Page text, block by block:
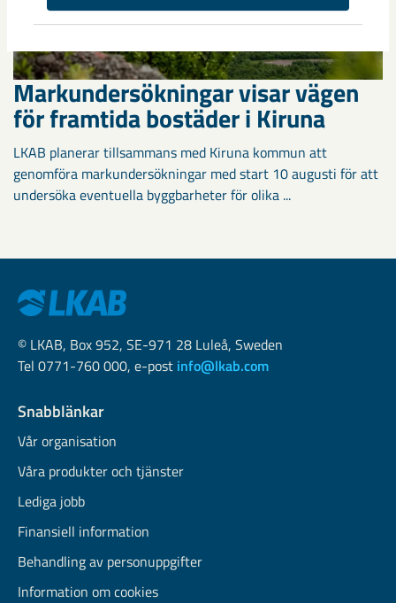
Markundersökningar visar vägen
för framtida bostäder i Kiruna
LKAB planerar tillsammans med Kiruna kommun att
genomföra markundersökningar med start 10 augusti för att
undersöka eventuella byggbarheter för olika ...
© LKAB, Box 952, SE-971 28 Luleå, Sweden
Tel 0771-760 000, e-post info@lkab.com
Snabblänkar
Vår organisation
Våra produkter och tjänster
Lediga jobb
Finansiell information
Behandling av personuppgifter
Information om cookies